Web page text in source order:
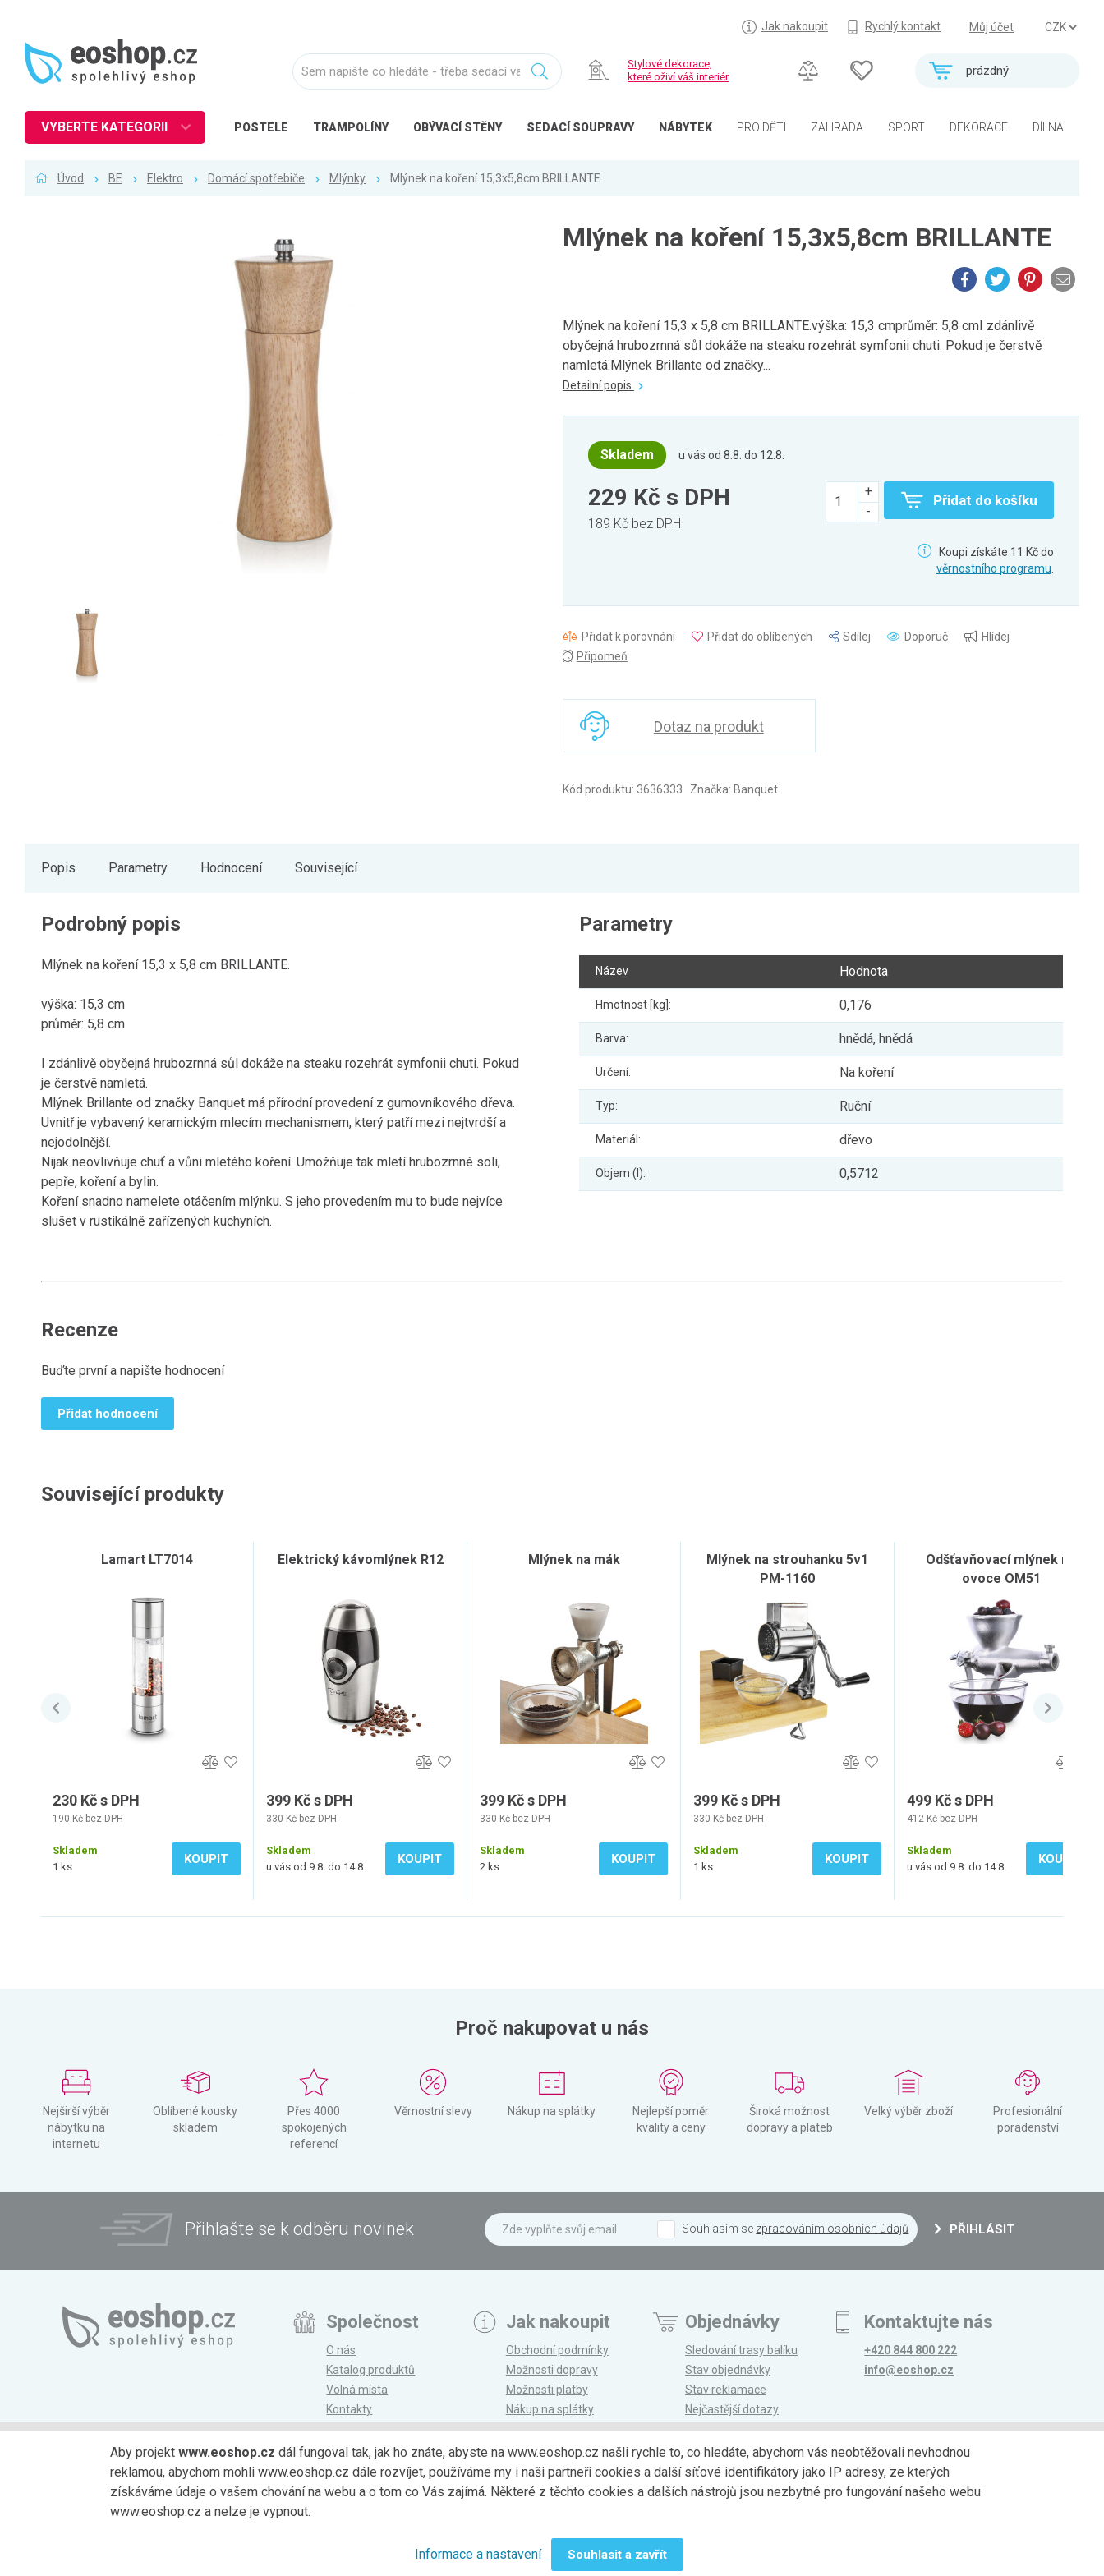
Můj účet
Jak nakoupit Rychlý kontakt
prázdný
Stylové dekorace,
které oživí váš interiér
POSTELE TRAMPOLÍNY OBÝVACÍ STĚNY SEDACÍ SOUPRAVY NÁBYTEK PRO DĚTI ZAHRADA SPORT DEKORACE DÍLNA
VYBERTE KATEGORII
Sport, outdoor
Všechny kategorie
Úvod BE Elektro Domácí spotřebiče Mlýnky Mlýnek na koření 15,3x5,8cm BRILLANTE
Mlýnek na koření 15,3x5,8cm BRILLANTE
Mlýnek na koření 15,3 x 5,8 cm BRILLANTE.výška: 15,3 cmprůměr: 5,8 cmI zdánlivě
obyčejná hrubozrnná sůl dokáže na steaku rozehrát symfonii chuti. Pokud je čerstvě
namletá.Mlýnek Brillante od značky...
Detailní popis
Skladem u vás od 8.8. do 12.8.
229 Kč s DPH
189 Kč bez DPH
Přidat do košíku
Koupi získáte 11 Kč do
věrnostního programu
Přidat k porovnání Přidat do oblíbených Sdílej Doporuč
Hlídej
Připomeň
Dotaz na produkt
Kód produktu: 3636333 Značka: Banquet
Popis Parametry Hodnocení Související
Podrobný popis
Mlýnek na koření 15,3 x 5,8 cm BRILLANTE.
výška: 15,3 cm
průměr: 5,8 cm
I zdánlivě obyčejná hrubozrnná sůl dokáže na steaku rozehrát symfonii chuti. Pokud
je čerstvě namletá.
Mlýnek Brillante od značky Banquet má přírodní provedení z gumovníkového dřeva.
Uvnitř je vybavený keramickým mlecím mechanismem, který patří mezi nejtvrdší a
nejodolnější.
Nijak neovlivňuje chuť a vůni mletého koření. Umožňuje tak mletí hrubozrnné soli,
pepře, koření a bylin.
Koření snadno namelete otáčením mlýnku. S jeho provedením mu to bude nejvíce
slušet v rustikálně zařízených kuchyních.
Parametry
Název Hodnota
Hmotnost [kg]: 0,176
Barva: hnědá, hnědá
Určení: Na koření
Typ: Ruční
Materiál: dřevo
Objem (l): 0,5712
Recenze
Buďte první a napište hodnocení
Přidat hodnocení
Související produkty
Lamart LT7014
230 Kč s DPH
190 Kč bez DPH
Skladem
1 ks
KOUPIT
Elektrický kávomlýnek R12
399 Kč s DPH
330 Kč bez DPH
Skladem
u vás od 9.8. do 14.8.
KOUPIT
Mlýnek na mák
399 Kč s DPH
330 Kč bez DPH
Skladem
2 ks
KOUPIT
Mlýnek na strouhanku 5v1
PM-1160
399 Kč s DPH
330 Kč bez DPH
Skladem
1 ks
KOUPIT
Odšťavňovací mlýnek na
ovoce OM51
499 Kč s DPH
412 Kč bez DPH
Skladem
u vás od 9.8. do 14.8.
KOUPIT
Proč nakupovat u nás
Nejširší výběr
nábytku na
internetu
Oblíbené kousky
skladem
Přes 4000
spokojených
referencí
Věrnostní slevy Nákup na splátky
Nejlepší poměr
kvality a ceny
Široká možnost
dopravy a plateb
Velký výběr zboží
Profesionální
poradenství
Přihlašte se k odběru novinek Souhlasím se zpracováním osobních údajů PŘIHLÁSIT
Společnost
O nás
Katalog produktů
Volná místa
Kontakty
Magazín
Jak nakoupit
Obchodní podmínky
Možnosti dopravy
Možnosti platby
Nákup na splátky
Reklamace a vrácení
Objednávky
Sledování trasy balíku
Stav objednávky
Stav reklamace
Nejčastější dotazy
Kontaktujte nás
+420 844 800 222
info@eoshop.cz
Možnosti platby Možnosti dopravy Partneři
Aby projektwww.eoshop.cz dál fungoval tak, jak ho znáte, abyste na www.eoshop.cz našli rychle to, co hledáte, abychom vás neobtěžovali nevhodnou
reklamou, abychom mohli www.eoshop.cz dále rozvíjet, používáme my i naši partneři cookies a další síťové identifikátory jako IP adresy, ze kterých
získáváme údaje o vašem chování na webu a o tom co Vás zajímá. Některé z těchto cookies a dalších nástrojů jsou nezbytné pro fungování našeho webu
www.eoshop.cz a nelze je vypnout.
Informace a nastavení Souhlasit a zavřít